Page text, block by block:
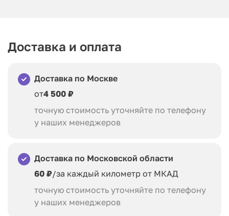
Доставка и оплата
Доставка по Москве
от4 500 ₽
точную стоимость уточняйте по телефону
у наших менеджеров
Доставка по Московской области
60 ₽/за каждый километр от МКАД
точную стоимость уточняйте по телефону
у наших менеджеров